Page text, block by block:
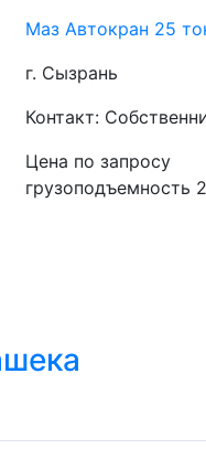
Маз Автокран 25
г. Сызрань
Контакт:
Цена по запросу
грузоподъемность